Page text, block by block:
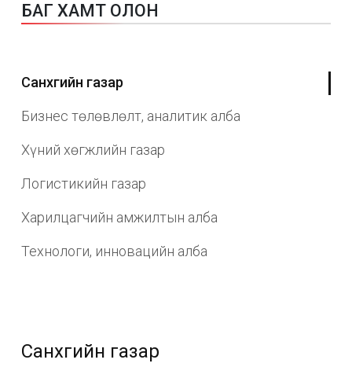
БАГ ХАМТ ОЛОН
Санхүүгийн газар
Бизнес төлөвлөлт, аналитик алба
Хүний хөгжлийн газар
Логистикийн газар
Харилцагчийн амжилтын алба
Технологи, инновацийн алба
Санхүүгийн газар